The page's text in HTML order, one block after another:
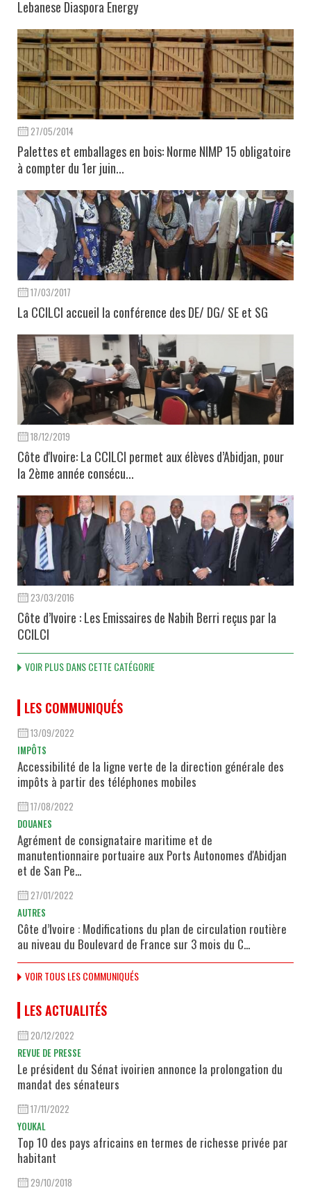
Lebanese Diaspora Energy
27/05/2014
Palettes et emballages en bois: Norme NIMP 15 obligatoire
à compter du 1er juin...
17/03/2017
La CCILCI accueil la conférence des DE/ DG/ SE et SG
18/12/2019
Côte d'Ivoire: La CCILCI permet aux élèves d’Abidjan, pour
la 2ème année consécu...
23/03/2016
Côte d’Ivoire : Les Emissaires de Nabih Berri reçus par la
CCILCI
VOIR PLUS DANS CETTE CATÉGORIE
LES COMMUNIQUÉS
13/09/2022
IMPÔTS
Accessibilité de la ligne verte de la direction générale des
impôts à partir des téléphones mobiles
17/08/2022
DOUANES
Agrément de consignataire maritime et de
manutentionnaire portuaire aux Ports Autonomes d'Abidjan
et de San Pe...
27/01/2022
AUTRES
Côte d’Ivoire : Modifications du plan de circulation routière
au niveau du Boulevard de France sur 3 mois du C...
VOIR TOUS LES COMMUNIQUÉS
LES ACTUALITÉS
20/12/2022
REVUE DE PRESSE
Le président du Sénat ivoirien annonce la prolongation du
mandat des sénateurs
17/11/2022
YOUKAL
Top 10 des pays africains en termes de richesse privée par
habitant
29/10/2018